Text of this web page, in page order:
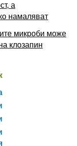
а
намаляват
микроби може
клозапин